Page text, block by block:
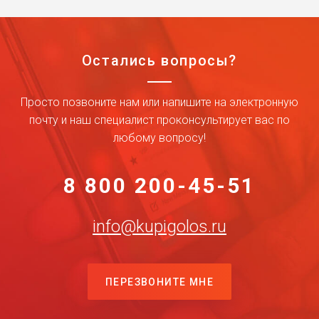
Остались вопросы?
Просто позвоните нам или напишите на электронную
почту и наш специалист проконсультирует вас по
любому вопросу!
8 800 200-45-51
info@kupigolos.ru
ПЕРЕЗВОНИТЕ МНЕ